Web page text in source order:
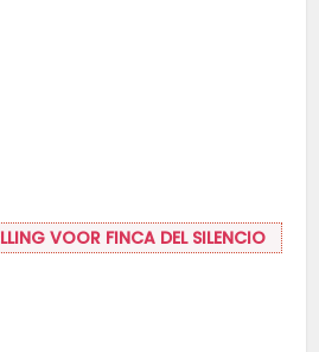
VOOR FINCA DEL SILENCIO